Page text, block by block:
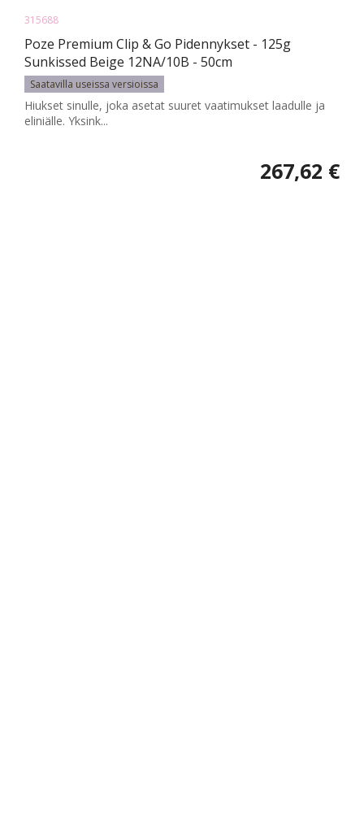
315688
Poze Premium Clip & Go Pidennykset - 125g
Sunkissed Beige 12NA/10B - 50cm
Saatavilla useissa versioissa
Hiukset sinulle, joka asetat suuret vaatimukset laadulle ja
eliniälle. Yksink...
267,62 €